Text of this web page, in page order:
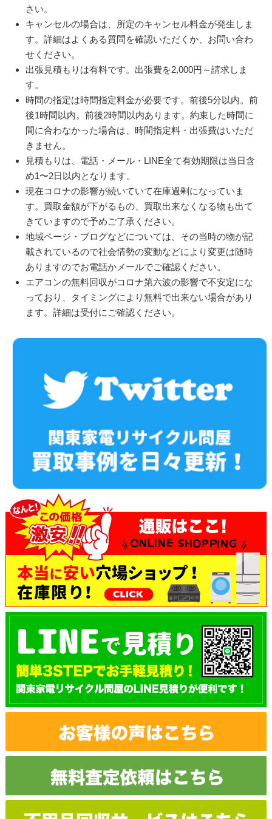
さい。
キャンセルの場合は、所定のキャンセル料金が発生しま
す。詳細はよくある質問を確認いただくか、お問い合わ
せください。
出張見積もりは有料です。出張費を2,000円～請求しま
す。
時間の指定は時間指定料金が必要です。前後5分以内。前
後1時間以内。前後2時間以内あります。約束した時間に
間に合わなかった場合は、時間指定料・出張費はいただ
きません。
見積もりは、電話・メール・LINE全て有効期限は当日含
め1〜2日以内となります。
現在コロナの影響が続いていて在庫過剰になっていま
す。買取金額が下がるもの、買取出来なくなる物も出て
きていますので予めご了承ください。
地域ページ・ブログなどについては、その当時の物が記
載されているので社会情勢の変動などにより変更は随時
ありますのでお電話かメールでご確認ください。
エアコンの無料回収がコロナ第六波の影響で不安定にな
っており、タイミングにより無料で出来ない場合があり
ます。詳細は受付にご確認ください。